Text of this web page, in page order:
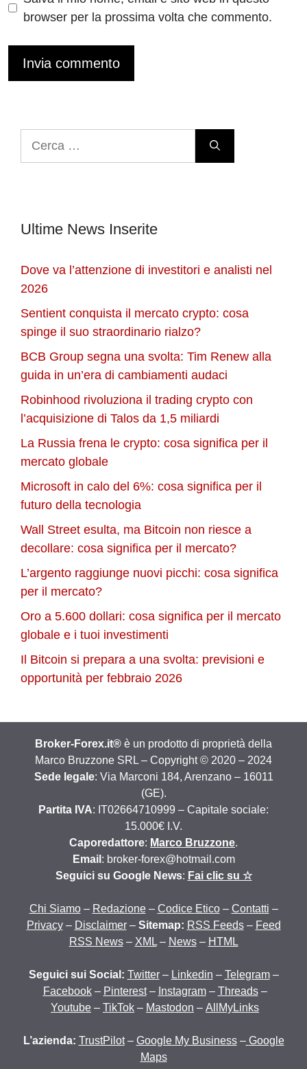
browser per la prossima volta che commento.
Ultime News Inserite
Dove va l’attenzione di investitori e analisti nel
2026
Sentient conquista il mercato crypto: cosa
spinge il suo straordinario rialzo?
BCB Group segna una svolta: Tim Renew alla
guida in un’era di cambiamenti audaci
Robinhood rivoluziona il trading crypto con
l’acquisizione di Talos da 1,5 miliardi
La Russia frena le crypto: cosa significa per il
mercato globale
Microsoft in calo del 6%: cosa significa per il
futuro della tecnologia
Wall Street esulta, ma Bitcoin non riesce a
decollare: cosa significa per il mercato?
L’argento raggiunge nuovi picchi: cosa significa
per il mercato?
Oro a 5.600 dollari: cosa significa per il mercato
globale e i tuoi investimenti
Il Bitcoin si prepara a una svolta: previsioni e
opportunità per febbraio 2026
Broker-Forex.it® è un prodotto di proprietà della
Marco Bruzzone SRL – Copyright © 2020 – 2024
Sede legale: Via Marconi 184, Arenzano – 16011
(GE).
Partita IVA: IT02664710999 – Capitale sociale:
15.000€ I.V.
Caporedattore: Marco Bruzzone.
Email : broker-forex@hotmail.com
Seguici su Google News: Fai clic su ☆
Chi Siamo– Redazione– Codice Etico– Contatti –
Privacy– Disclaimer– Sitemap: RSS Feeds– Feed
RSS News– XML– News– HTML
Seguici sui Social: Twitter– Linkedin – Telegram–
Facebook– Pinterest– Instagram– Threads–
Youtube – TikTok – Mastodon – AllMyLinks
L’azienda: TrustPilot– Google My Business– Google
Maps